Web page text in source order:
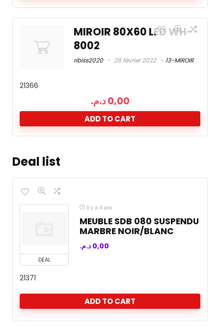
MIROIR 80X60 LED WH-
8002
ribiss2020 26 février 2022 13-MIROIR
21366
0,00 د.م.
ADD TO CART
Deal list
DEAL
Il y a 4 ans
MEUBLE SDB 080 SUSPENDU
MARBRE NOIR/BLANC
0,00 د.م.
21371
ADD TO CART